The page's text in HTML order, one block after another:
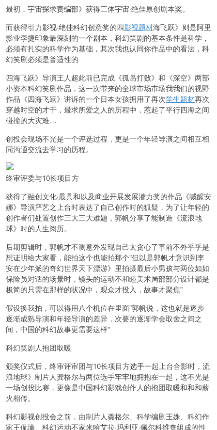
最初，宇宙探求责编部》获得三体宇宙·绝佳原创剧本奖。
而获得引力影视·绝佳科幻创意奖的四影视题材海飞跃》则是阿里
影业李捷印象最深刻的一个剧本，科幻笑剧的基本条件是科学，
必须有扎实的科学作为基础，其次我也认同你作品中的看法，科
幻笑剧必须是普适性的
四海飞跃》导演王人超此前已完成《孤岛打败》和《深空》两部
小资本科幻笑剧作品，这一次带来的全球市场市场我我们的视野
作品《四海飞跃》讲诉的一个日本女孩拥用了再次学生题材再次
穿越时空的才干，最求所爱之人的历程中，惹起了平行四海之间
碰撞的大灾难…
创投会现场不光是一个评选过程，更是一个年轻导演之间相互相
同沟通交流去学习的历程。
终审评委与10长项目方
获得了融创文化·最具和以及商业开展发展潜力奖的作品《喊醒安
娜》导演严艺之上台时表达了自己创作时的狐疑，为了让年轻的
创作者们处置创作三大三大难题，郭帆分享了能制造《流浪地
球》时的人生阅历。
后期剪辑时，郭帆才不测意外发现自己太贪心了事前不外乎乎是
想证明给大家看，能拍这个也能拍那个”但以是郭帆才意识到李
安在少年派的奇幻世界天下漂游》里拍摄最后小男孩与两位如如
保险员对话的场景时，镜头的运动不和睦美术局部部分设计都是
极简的只需在那样的状况中，观众才投入，故事才聚焦”
假设换我拍，可以得用八个机位在里面”郭帆说，这也就是逐步
逐渐成熟导演和年轻导演的差异，次要的逐渐学会取舍之间之
间，中国的科幻故事更需要这样”
科幻笑剧人抱团取暖
颁奖仪式后，终审评审团与10长项目方选手一起上台合影时，流
浪地球》制片人龚格尔与两位选手牢牢地拥抱在一起，这不光是
一场创投比赛，更像是中国科幻影戏创作人的抱团取暖和和和薪
火相传。
科幻影视创投会之前，由制片人龚格尔、科学编剧王姝、科幻作
家王侃瑜、科幻运动不家米哈艾拉·玛利亚·佩尔科维奇组成的性